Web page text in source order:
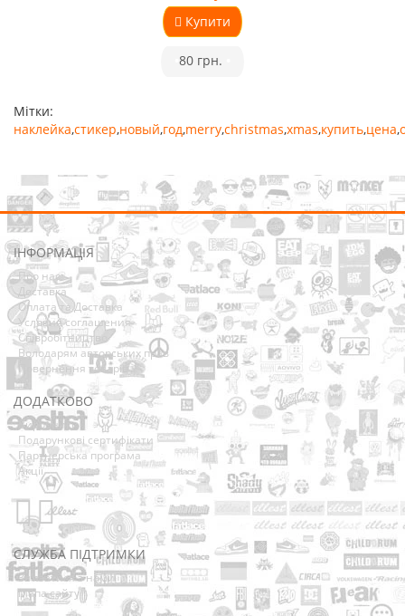
Купити
80 грн.
Мітки:
наклейка,стикер,новый,год,merry,christmas,xmas,купить,цена,
ІНФОРМАЦІЯ
Про нас
Доставка
Оплата та Доставка
Условия соглашения
Співробітництво
Володарям авторських прав
Повернення товарів
ДОДАТКОВО
Виробники
Подарункові сертифікати
Партнерська програма
Акції
СЛУЖБА ПІДТРИМКИ
Зв’язатися з нами
Мапа сайту